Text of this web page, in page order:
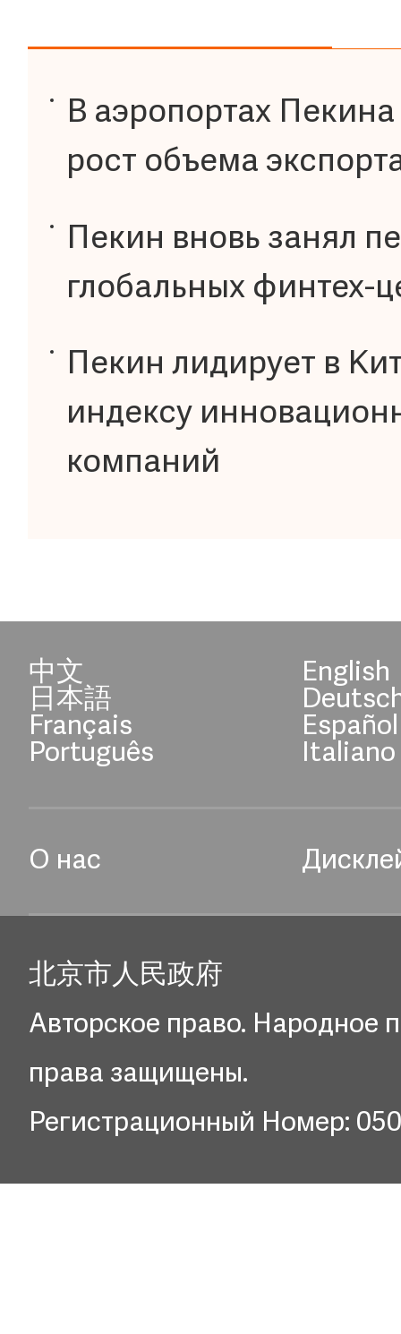
В аэропортах
рост объема
Пекин вновь занял
глобальных финтех-
Пекин лидирует в
индексу
компаний
中文 English
日本語
Français Español
Português Italiano
О нас
北京市人民政府
Авторское право. Народное
права защищены.
Регистрационный Номер: